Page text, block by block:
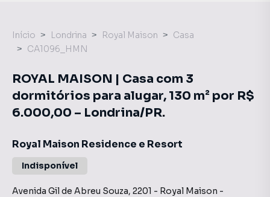
Início Londrina Royal Maison
Casa
CA1096_HMN
ROYAL MAISON | Casa com 3
dormitórios para alugar, 130 m² por R$
6.000,00 – Londrina/PR.
Royal Maison Residence e Resort
Indisponível
Avenida Gil de Abreu Souza, 2201 - Royal Maison -